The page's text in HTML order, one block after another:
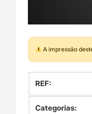
A impressão
REF:
Categorias: